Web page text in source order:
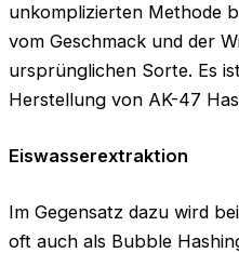
unkomplizierten Methode
vom Geschmack und der
ursprünglichen Sorte. Es
Herstellung von AK-47
Eiswasserextraktion
Im Gegensatz dazu wird
oft auch als Bubble